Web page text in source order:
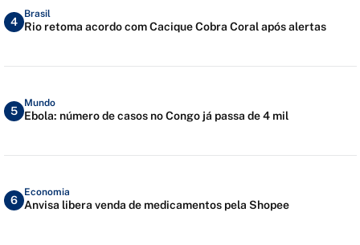
4
Brasil
Rio retoma acordo com Cacique Cobra Coral após alertas
5
Mundo
Ebola: número de casos no Congo já passa de 4 mil
6
Economia
Anvisa libera venda de medicamentos pela Shopee